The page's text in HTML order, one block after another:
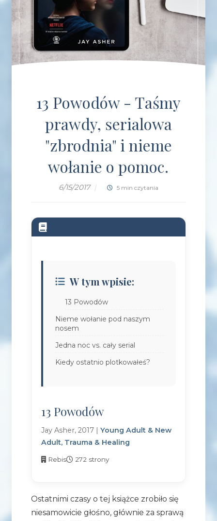
13 Powodów - Taśmy
prawdy, serialowa
"zbrodnia" i nieme
wołanie o pomoc.
6/15/2017 | 5 min czytania
W tym wpisie:
13 Powodów
Nieme wołanie pod naszym
nosem
Jedna noc vs. cały serial
Kiedy ostatnio plotkowałeś?
13 Powodów
Jay Asher, 2017 | Young Adult & New
Adult, Trauma & Healing
Rebis 272 strony
Ostatnimi czasy o tej książce zrobiło się
niesamowicie głośno, głównie za sprawą